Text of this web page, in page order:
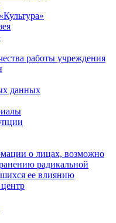
работы учреждения
данных
о лицах, возможно
радикальной
ее влиянию